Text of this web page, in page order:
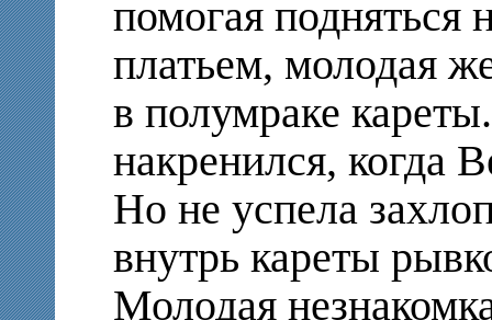
помогая
платьем, молодая
в полумраке
накренился, когда
Но не успела
внутрь кареты
Молодая